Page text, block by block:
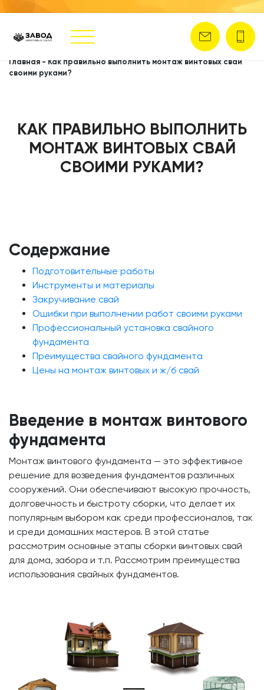
Главная - Как правильно выполнить монтаж винтовых свай
своими руками?
КАК ПРАВИЛЬНО ВЫПОЛНИТЬ
МОНТАЖ ВИНТОВЫХ СВАЙ
СВОИМИ РУКАМИ?
Содержание
Подготовительные работы
Инструменты и материалы
Закручивание свай
Ошибки при выполнении работ своими руками
Профессиональный установка свайного
фундамента
Преимущества свайного фундамента
Цены на монтаж винтовых и ж/б свай
Введение в монтаж винтового
фундамента
Монтаж винтового фундамента — это эффективное
решение для возведения фундаментов различных
сооружений. Они обеспечивают высокую прочность,
долговечность и быстроту сборки, что делает их
популярным выбором как среди профессионалов, так
и среди домашних мастеров. В этой статье
рассмотрим основные этапы сборки винтовых свай
для дома, забора и т.п. Рассмотрим преимущества
использования свайных фундаментов.